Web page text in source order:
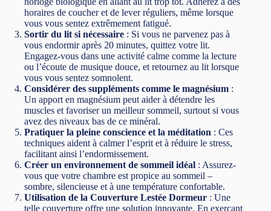
horaires de coucher et de lever réguliers, même lorsque
vous vous sentez extrêmement fatigué.
Sortir du lit si nécessaire : Si vous ne parvenez pas à
vous endormir après 20 minutes, quittez votre lit.
Engagez-vous dans une activité calme comme la lecture
ou l’écoute de musique douce, et retournez au lit lorsque
vous vous sentez somnolent.
Considérer des suppléments comme le magnésium :
Un apport en magnésium peut aider à détendre les
muscles et favoriser un meilleur sommeil, surtout si vous
avez des niveaux bas de ce minéral.
Pratiquer la pleine conscience et la méditation : Ces
techniques aident à calmer l’esprit et à réduire le stress,
facilitant ainsi l’endormissement.
Créer un environnement de sommeil idéal : Assurez-
vous que votre chambre est propice au sommeil –
sombre, silencieuse et à une température confortable.
Utilisation de la Couverture Lestée Dormeur : Une
telle couverture offre une solution innovante. En exerçant